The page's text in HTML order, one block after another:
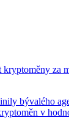
kryptoměny za
bývalého
v